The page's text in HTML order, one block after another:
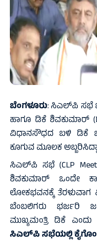
ಬೆಂಗಳೂರು: ಸಿಎಲ್‌ಪಿ ಸಭೆ
ಹಾಗೂ ಡಿಕೆ ಶಿವಕುಮಾರ್
ವಿಧಾನಸೌಧದ ಬಳಿ ಡಿಕೆ
ಕೂಗುವ ಮೂಲಕ
ಸಿಎಲ್‌ಪಿ ಸಭೆ (CLP
ಶಿವಕುಮಾರ್ ಒಂದೇ
ಲೋಕಭವನಕ್ಕೆ
ಬೆಂಬಲಿಗರು ಭರ್ಜರಿ
ಮುಖ್ಯಮಂತ್ರಿ ಡಿಕೆ ಎಂದು
ಸಿಎಲ್‌ಪಿ ಸಭೆಯಲ್ಲಿ